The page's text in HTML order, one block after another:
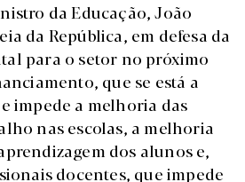
da Educação, João
da República, em defesa da
para o setor no próximo
que se está a
impede a melhoria das
nas escolas, a melhoria
dos alunos e,
docentes, que impede